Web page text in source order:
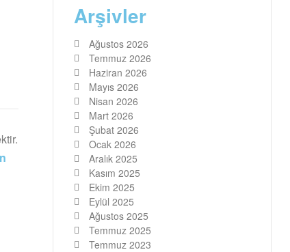
Arşivler
Ağustos 2026
Temmuz 2026
Haziran 2026
Mayıs 2026
Nisan 2026
Mart 2026
Şubat 2026
Ocak 2026
Aralık 2025
Kasım 2025
Ekim 2025
Eylül 2025
Ağustos 2025
Temmuz 2025
Temmuz 2023